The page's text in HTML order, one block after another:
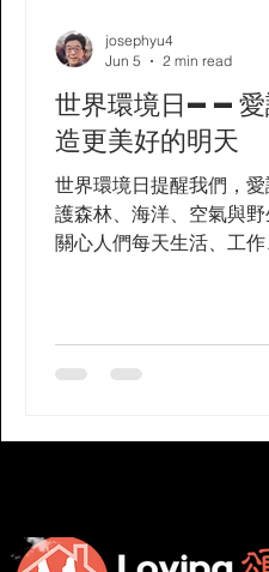
世界環境日——愛
造更美好的明天
世界環境日提醒我們，愛
護森林、海洋、空氣與野
關心人們每天生活、工作
蒙神託付不同的恩賜、技
人成就，也為美好的使
的工作環境，能培養人的
josephyu4
Jun 5
2 min read